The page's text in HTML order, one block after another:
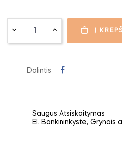
Į
Dalintis
Saugus Atsiskaitymas
El. Bankininkystė, Grynais